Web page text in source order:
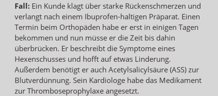
Fall: Ein Kunde klagt über starke Rückenschmerzen und
verlangt nach einem Ibuprofen-haltigen Präparat. Einen
Termin beim Orthopäden habe er erst in einigen Tagen
bekommen und nun müsse er die Zeit bis dahin
überbrücken. Er beschreibt die Symptome eines
Hexenschusses und hofft auf etwas Linderung.
Außerdem benötigt er auch Acetylsalicylsäure (ASS) zur
Blutverdünnung. Sein Kardiologe habe das Medikament
zur Thromboseprophylaxe angesetzt.